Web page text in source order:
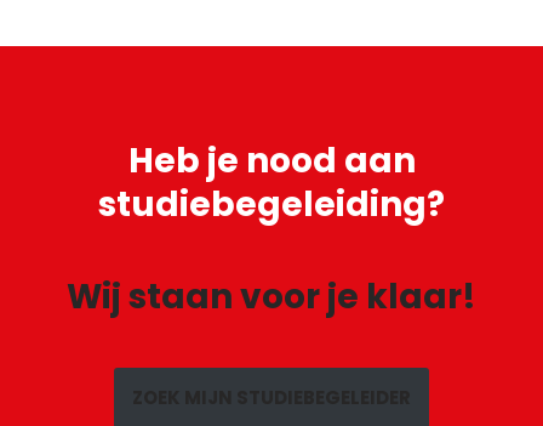
Heb je nood aan
studiebegeleiding?
Wij staan voor je klaar!